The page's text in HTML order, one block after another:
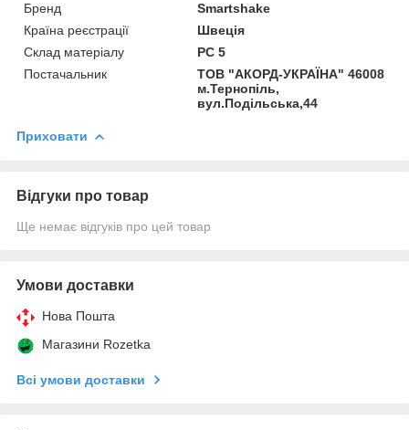
Бренд
Smartshake
Країна реєстрації
Швеція
Склад матеріалу
PC 5
Постачальник
ТОВ "АКОРД-УКРАЇНА" 46008
м.Тернопіль,
вул.Подільська,44
Приховати
Відгуки про товар
Ще немає відгуків про цей товар
Умови доставки
Нова Пошта
Магазини Rozetka
Всі умови доставки